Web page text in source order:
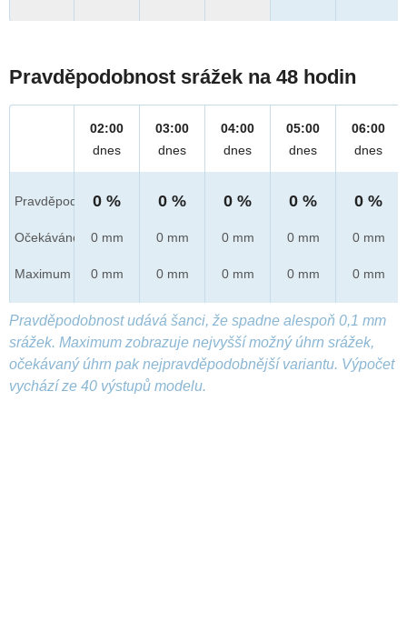
Pravděpodobnost srážek na 48 hodin
Pravděpod.
Očekáváno
Maximum
02:00
dnes
0 %
0 mm
0 mm
03:00
dnes
0 %
0 mm
0 mm
04:00
dnes
0 %
0 mm
0 mm
05:00
dnes
0 %
0 mm
0 mm
06:00
dnes
0 %
0 mm
0 mm
Pravděpodobnost udává šanci, že spadne alespoň 0,1 mm
srážek. Maximum zobrazuje nejvyšší možný úhrn srážek,
očekávaný úhrn pak nejpravděpodobnější variantu. Výpočet
vychází ze 40 výstupů modelu.